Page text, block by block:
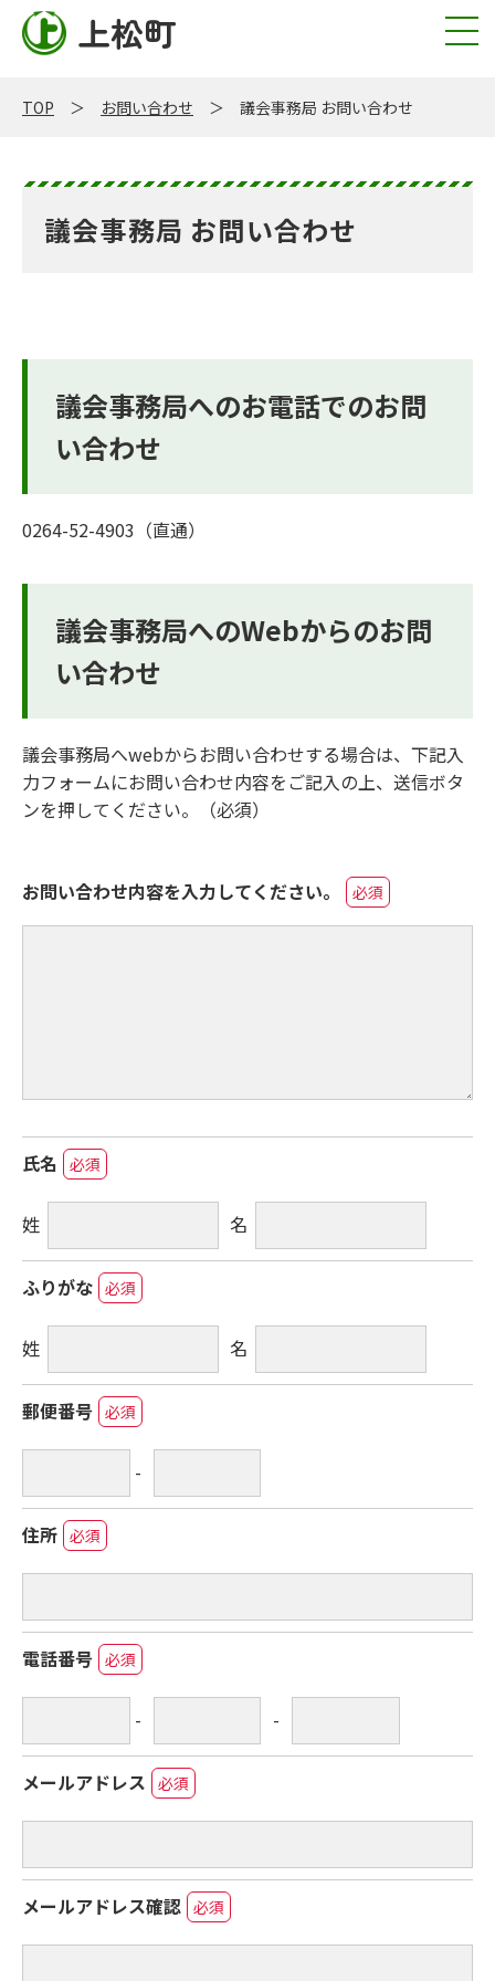
上松町
TOP お問い合わせ 議会事務局 お問い合わせ
議会事務局 お問い合わせ
議会事務局へのお電話でのお問
い合わせ
0264-52-4903（直通）
議会事務局へのWebからのお問
い合わせ
議会事務局へwebからお問い合わせする場合は、下記入
力フォームにお問い合わせ内容をご記入の上、送信ボタ
ンを押してください。（必須）
お問い合わせ内容を入力してください。 必須
氏名 必須
姓 名
ふりがな 必須
姓 名
郵便番号 必須
-
住所 必須
電話番号 必須
- -
メールアドレス 必須
メールアドレス確認 必須